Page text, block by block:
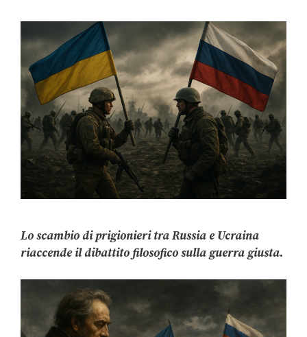
Lo scambio di prigionieri tra Russia e Ucraina
riaccende il dibattito filosofico sulla guerra giusta.